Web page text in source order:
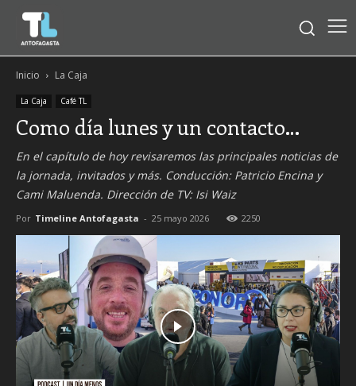
Inicio La Caja
La Caja Café TL
Como día lunes y un contacto…
En el capítulo de hoy revisaremos las principales noticias de
la jornada, invitados y más. Conducción: Patricio Encina y
Cami Maluenda. Dirección de TV: Isi Waiz
Por Timeline Antofagasta - 25 mayo 2026 2250